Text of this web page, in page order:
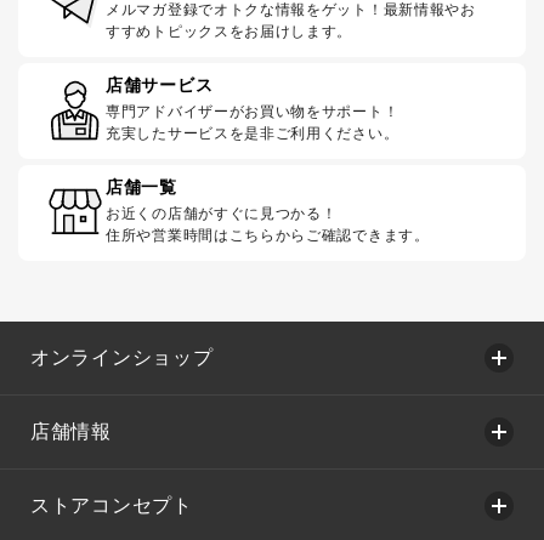
メルマガ登録でオトクな情報をゲット！最新情報やお
すすめトピックスをお届けします。
店舗サービス
専門アドバイザーがお買い物をサポート！
充実したサービスを是非ご利用ください。
店舗一覧
お近くの店舗がすぐに見つかる！
住所や営業時間はこちらからご確認できます。
オンラインショップ
店舗情報
ストアコンセプト